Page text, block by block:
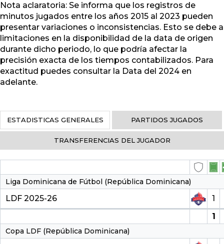
Nota aclaratoria: Se informa que los registros de
minutos jugados entre los años 2015 al 2023 pueden
presentar variaciones o inconsistencias. Esto se debe a
limitaciones en la disponibilidad de la data de origen
durante dicho periodo, lo que podría afectar la
precisión exacta de los tiempos contabilizados. Para
exactitud puedes consultar la Data del 2024 en
adelante.
ESTADISTICAS GENERALES PARTIDOS JUGADOS
TRANSFERENCIAS DEL JUGADOR
Liga Dominicana de Fútbol (República Dominicana)
LDF 2025-26 1
1
Copa LDF (República Dominicana)